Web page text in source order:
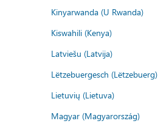
Kinyarwanda (U Rwanda)
Kiswahili (Kenya)
Latviešu (Latvija)
Lëtzebuergesch (Lëtzebuerg)
Lietuvių (Lietuva)
Magyar (Magyarország)